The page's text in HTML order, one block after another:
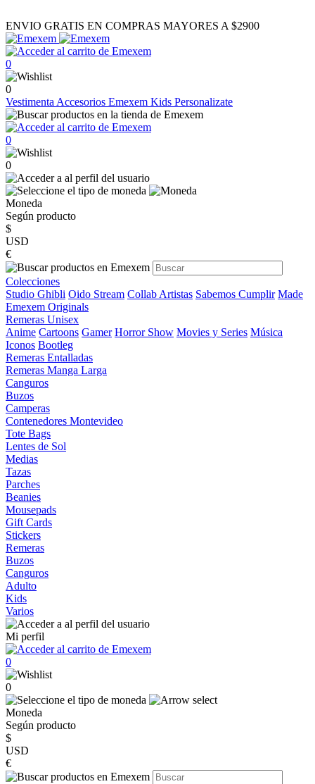
ENVIO GRATIS EN COMPRAS MAYORES A $2900
0
0
Vestimenta Accesorios Emexem Kids Personalizate
0
0
Moneda
Según producto
$
USD
€
Colecciones
Studio Ghibli Oido Stream Collab Artistas Sabemos Cumplir Made
Emexem Originals
Remeras Unisex
Anime Cartoons Gamer Horror Show Movies y Series Música
Iconos Bootleg
Remeras Entalladas
Remeras Manga Larga
Canguros
Buzos
Camperas
Contenedores Montevideo
Tote Bags
Lentes de Sol
Medias
Tazas
Parches
Beanies
Mousepads
Gift Cards
Stickers
Remeras
Buzos
Canguros
Adulto
Kids
Varios
Mi perfil
0
0
Moneda
Según producto
$
USD
€